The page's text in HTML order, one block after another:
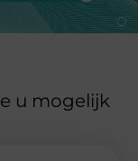
u mogelijk